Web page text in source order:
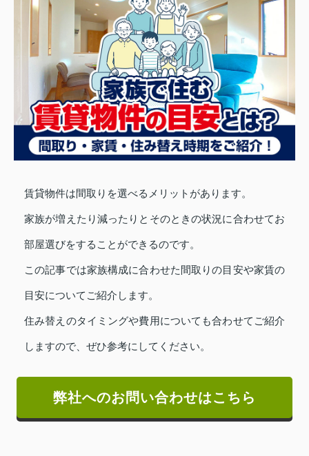
賃貸物件は間取りを選べるメリットがあります。
家族が増えたり減ったりとそのときの状況に合わせてお
部屋選びをすることができるのです。
この記事では家族構成に合わせた間取りの目安や家賃の
目安についてご紹介します。
住み替えのタイミングや費用についても合わせてご紹介
しますので、ぜひ参考にしてください。
弊社へのお問い合わせはこちら